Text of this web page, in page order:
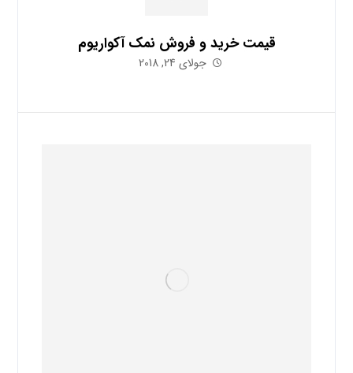
قیمت خرید و فروش نمک آکواریوم
جولای 24, 2018